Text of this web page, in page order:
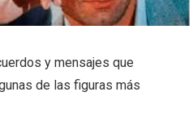
y mensajes que
de las figuras más